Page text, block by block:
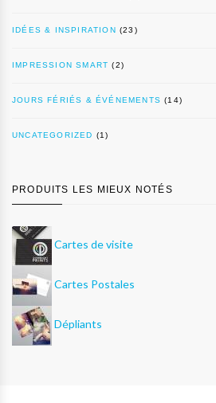
IDÉES & INSPIRATION (23)
IMPRESSION SMART (2)
JOURS FÉRIÉS & ÉVÉNEMENTS (14)
UNCATEGORIZED (1)
PRODUITS LES MIEUX NOTÉS
Cartes de visite
Cartes Postales
Dépliants